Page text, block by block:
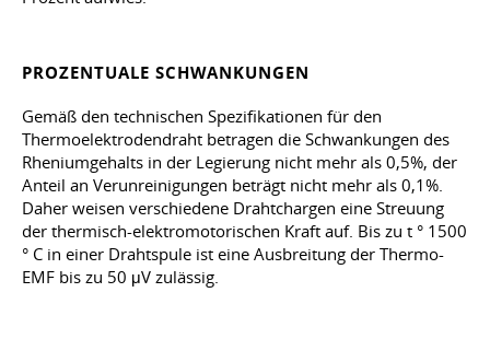
PROZENTUALE SCHWANKUNGEN
Gemäß den technischen Spezifikationen für den
Thermoelektrodendraht betragen die Schwankungen des
Rheniumgehalts in der Legierung nicht mehr als 0,5%, der
Anteil an Verunreinigungen beträgt nicht mehr als 0,1%.
Daher weisen verschiedene Drahtchargen eine Streuung
der thermisch-elektromotorischen Kraft auf. Bis zu t ° 1500
° C in einer Drahtspule ist eine Ausbreitung der Thermo-
EMF bis zu 50 μV zulässig.